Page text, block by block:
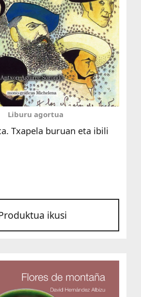
Liburu agortua
Txapela buruan eta ibili
ikusi